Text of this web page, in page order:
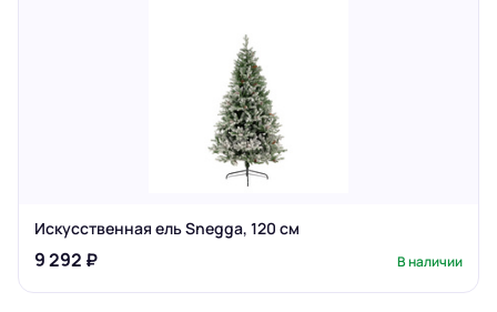
Искусственная ель Snegga, 120 см
9 292 ₽ В наличии